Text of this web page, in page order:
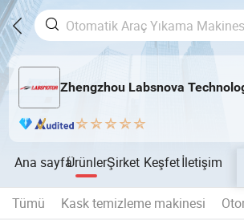
Zhengzhou Labsnova
Ana sayfaÜrünlerŞirket Keşfetİletişim
Tümü Kask temizleme makinesi